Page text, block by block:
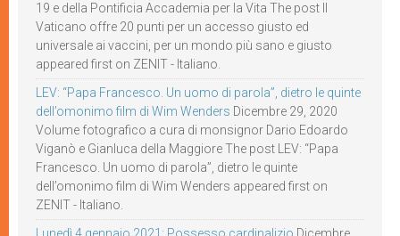
19 e della Pontificia Accademia per la Vita The post Il
Vaticano offre 20 punti per un accesso giusto ed
universale ai vaccini, per un mondo più sano e giusto
appeared first on ZENIT - Italiano.
LEV: “Papa Francesco. Un uomo di parola”, dietro le quinte
dell’omonimo film di Wim Wenders Dicembre 29, 2020
Volume fotografico a cura di monsignor Dario Edoardo
Viganò e Gianluca della Maggiore The post LEV: “Papa
Francesco. Un uomo di parola”, dietro le quinte
dell’omonimo film di Wim Wenders appeared first on
ZENIT - Italiano.